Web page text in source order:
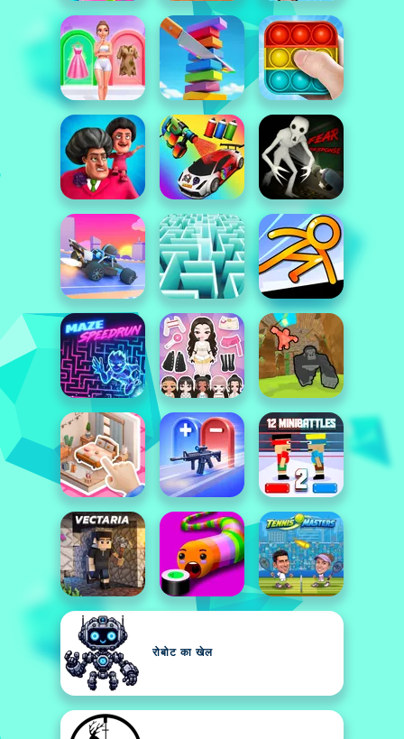
रोबोट का खेल